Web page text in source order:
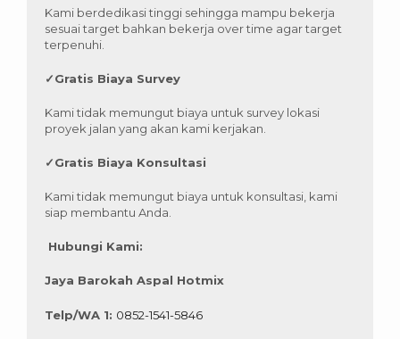
Kami berdedikasi tinggi sehingga mampu bekerja
sesuai target bahkan bekerja over time agar target
terpenuhi.
✓Gratis Biaya Survey
Kami tidak memungut biaya untuk survey lokasi
proyek jalan yang akan kami kerjakan.
✓Gratis Biaya Konsultasi
Kami tidak memungut biaya untuk konsultasi, kami
siap membantu Anda.
Hubungi Kami:
Jaya Barokah Aspal Hotmix
Telp/WA 1: 0852-1541-5846